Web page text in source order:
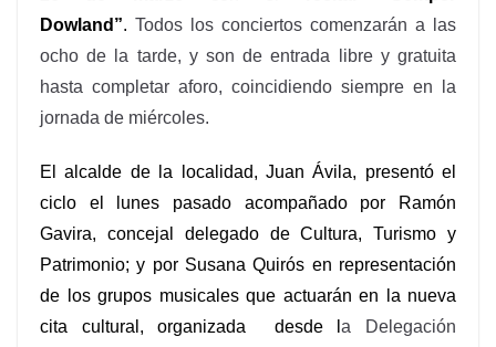
Dowland ”. Todos los conciertos comenzarán a las
ocho de la tarde, y son de entrada libre y gratuita
hasta completar aforo, coincidiendo siempre en la
jornada de miércoles.
El alcalde de la localidad, Juan Ávila, presentó el
ciclo el lunes pasado acompañado por Ramón
Gavira, concejal delegado de Cultura,Turismo y
Patrimonio; y por Susana Quirós en representación
de los grupos musicales que actuarán en
la nueva
cita cultural, organizada desde la Delegación